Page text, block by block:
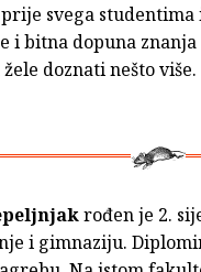
svega
i bitna dopuna
doznati nešto više.
rođen je 2.
i gimnaziju.